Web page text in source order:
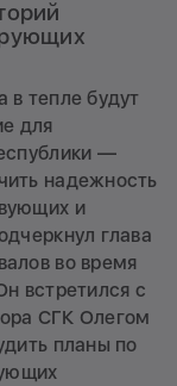
в тепле будут
для
—
надежность
и
глава
во время
встретился с
СГК Олегом
планы по